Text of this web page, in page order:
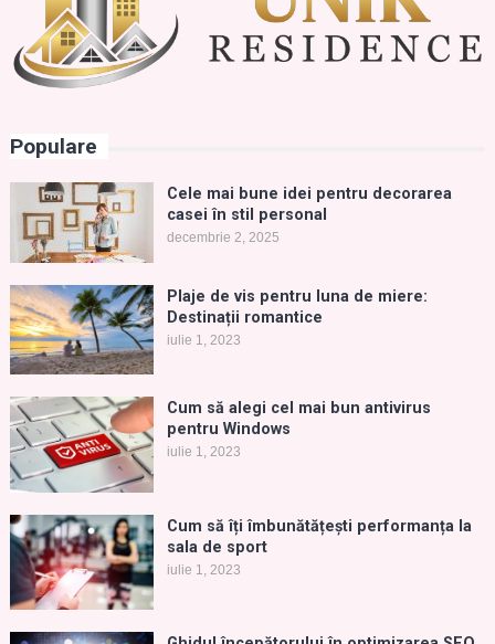
Populare
Cele mai bune idei pentru decorarea
casei în stil personal
decembrie 2, 2025
Plaje de vis pentru luna de miere:
Destinații romantice
iulie 1, 2023
Cum să alegi cel mai bun antivirus
pentru Windows
iulie 1, 2023
Cum să îți îmbunătățești performanța la
sala de sport
iulie 1, 2023